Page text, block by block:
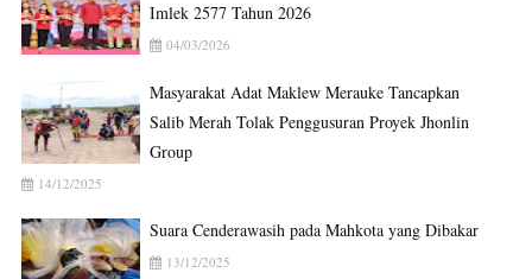
Imlek 2577 Tahun 2026
04/03/2026
Masyarakat Adat Maklew Merauke Tancapkan
Salib Merah Tolak Penggusuran Proyek Jhonlin
Group
14/12/2025
Suara Cenderawasih pada Mahkota yang Dibakar
13/12/2025